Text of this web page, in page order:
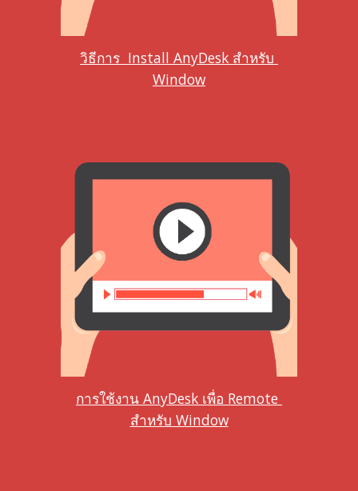
วิธีการ  Install AnyDesk สำหรับ
Window
การใช้งาน AnyDesk เพื่อ Remote
สำหรับ Window